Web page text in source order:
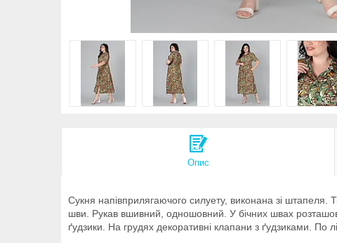
Опис
Сукня напівприлягаючого силуету, виконана зі штапеля.
шви. Рукав вшивний, одношовний. У бічних швах
ґудзики. На грудях декоративні клапани з ґудзиками. По